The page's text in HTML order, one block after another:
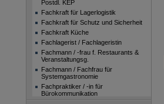
Postdl. KEP
Fachkraft für Lagerlogistik
Fachkraft für Schutz und Sicherheit
Fachkraft Küche
Fachlagerist / Fachlageristin
Fachmann / -frau f. Restaurants &
Veranstaltungsg.
Fachmann / Fachfrau für
Systemgastronomie
Fachpraktiker / -in für
Bürokommunikation